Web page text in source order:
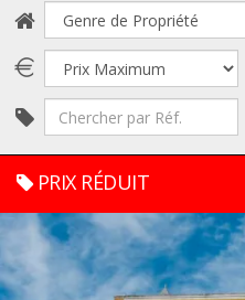
PRIX RÉDUIT